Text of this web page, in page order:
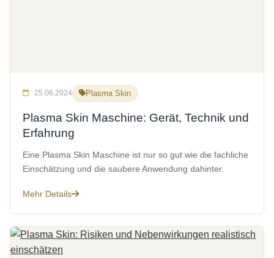
25.06.2024 Plasma Skin
Plasma Skin Maschine: Gerät, Technik und
Erfahrung
Eine Plasma Skin Maschine ist nur so gut wie die fachliche
Einschätzung und die saubere Anwendung dahinter.
Mehr Details